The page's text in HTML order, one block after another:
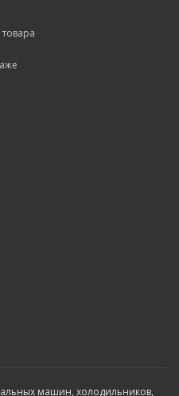
машин, холодильников,